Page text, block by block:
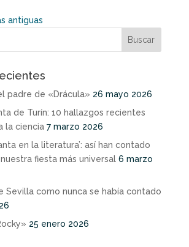
antiguas
padre de «Drácula» 26 mayo 2026
de Turín: 10 hallazgos recientes
la ciencia 7 marzo 2026
en la literatura’: así han contado
fiesta más universal 6 marzo
Sevilla como nunca se había contado
25 enero 2026